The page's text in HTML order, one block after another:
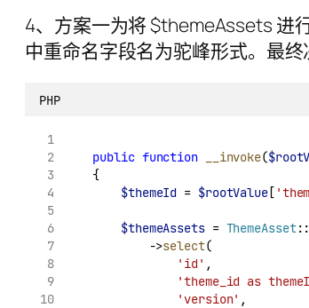
4、方案一为将 $themeAssets 进
中重命名字段名为驼峰形式。最终
PHP
public function __invoke(
    {
$themeId = $rootValue[
$themeAssets = ThemeAsset
            ->
select(
'id' ,
'theme_id as
'version' ,